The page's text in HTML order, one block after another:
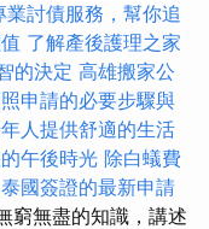
業討債服務，幫你追
了解產後護理之家
的決定 高雄搬家公
申請的必要步驟與
人提供舒適的生活
午後時光 除白蟻費
泰國簽證的最新申請
窮無盡的知識，講述